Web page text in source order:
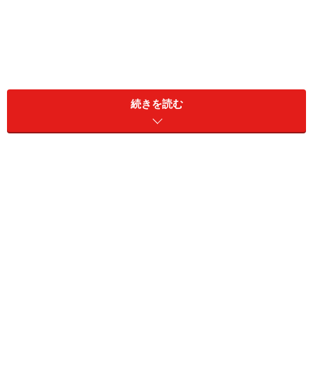
とにかく取ってしまえばこっちのもの。あ
とで変更もキャンセルもできます
しかし、なかには、一年前のスケジュールなんて分から
続きを読む